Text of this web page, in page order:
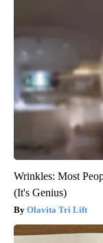
Wrinkles: Most
(It's Genius)
Olavita Tri Lift